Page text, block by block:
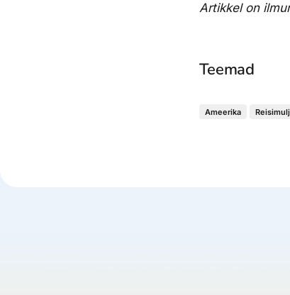
Artikkel on
Teemad
Ameerika